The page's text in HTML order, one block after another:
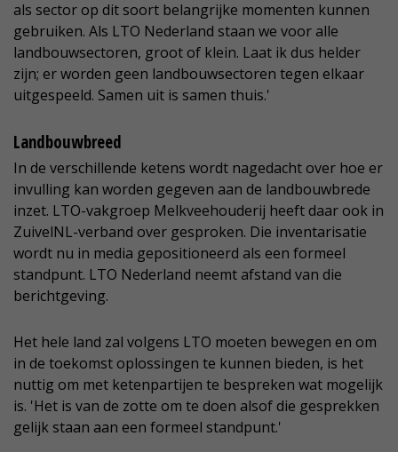
als sector op dit soort belangrijke momenten kunnen
gebruiken. Als LTO Nederland staan we voor alle
landbouwsectoren, groot of klein. Laat ik dus helder
zijn; er worden geen landbouwsectoren tegen elkaar
uitgespeeld. Samen uit is samen thuis.'
Landbouwbreed
In de verschillende ketens wordt nagedacht over hoe er
invulling kan worden gegeven aan de landbouwbrede
inzet. LTO-vakgroep Melkveehouderij heeft daar ook in
ZuivelNL-verband over gesproken. Die inventarisatie
wordt nu in media gepositioneerd als een formeel
standpunt. LTO Nederland neemt afstand van die
berichtgeving.
Het hele land zal volgens LTO moeten bewegen en om
in de toekomst oplossingen te kunnen bieden, is het
nuttig om met ketenpartijen te bespreken wat mogelijk
is. 'Het is van de zotte om te doen alsof die gesprekken
gelijk staan aan een formeel standpunt.'